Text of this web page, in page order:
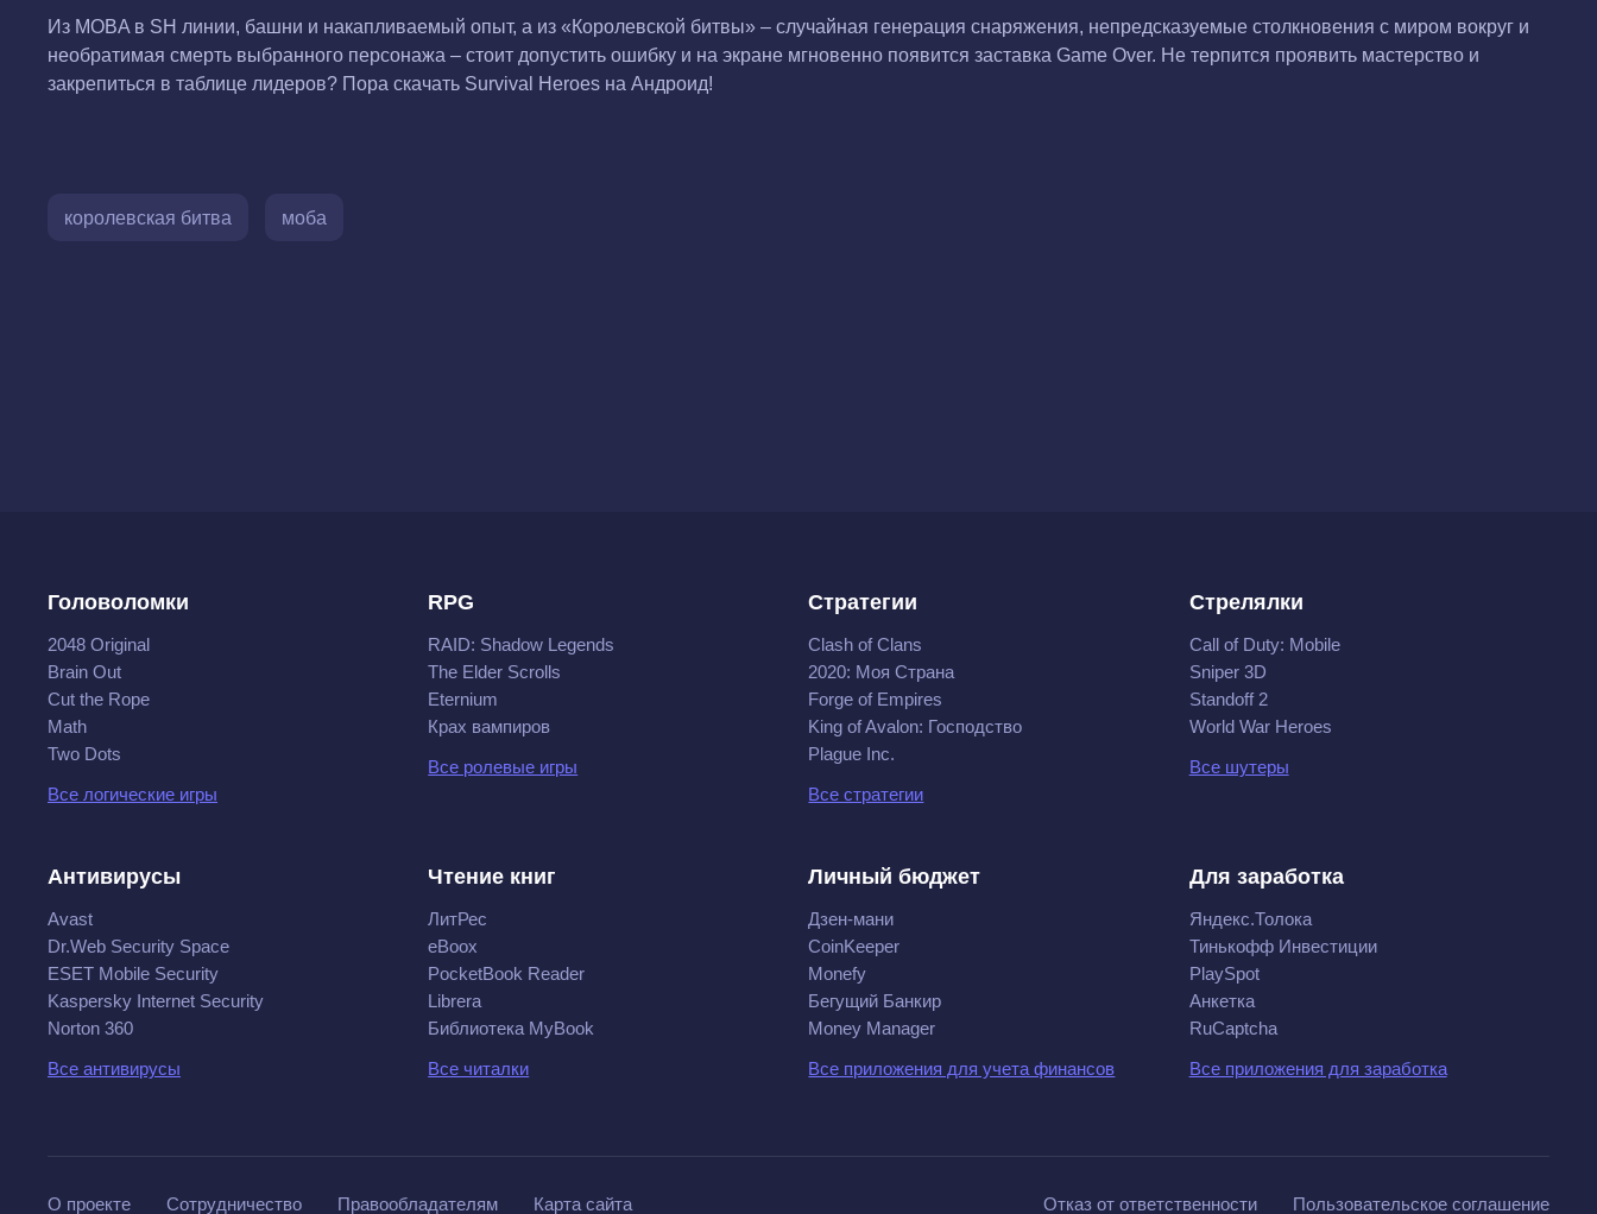
Из MOBA в SH линии, башни и накапливаемый опыт, а из «Королевской битвы» – случайная генерация снаряжения, непредсказуемые столкновения с миром вокруг и
необратимая смерть выбранного персонажа – стоит допустить ошибку и на экране мгновенно появится заставка Game Over. Не терпится проявить мастерство и
закрепиться в таблице лидеров? Пора скачать Survival Heroes на Андроид!
королевская битва моба
Головоломки
2048 Original
Brain Out
Cut the Rope
Math
Two Dots
Все логические игры
RPG
RAID: Shadow Legends
The Elder Scrolls
Eternium
Крах вампиров
Все ролевые игры
Стратегии
Clash of Clans
2020: Моя Cтрана
Forge of Empires
King of Avalon: Господство
Plague Inc.
Все стратегии
Стрелялки
Call of Duty: Mobile
Sniper 3D
Standoff 2
World War Heroes
Все шутеры
Антивирусы
Avast
Dr.Web Security Space
ESET Mobile Security
Kaspersky Internet Security
Norton 360
Все антивирусы
Чтение книг
ЛитРес
eBoox
PocketBook Reader
Librera
Библиотека MyBook
Все читалки
Личный бюджет
Дзен-мани
CoinKeeper
Monefy
Бегущий Банкир
Money Manager
Все приложения для учета финансов
Для заработка
Яндекс.Толока
Тинькофф Инвестиции
PlaySpot
Анкетка
RuCaptcha
Все приложения для заработка
О проекте Сотрудничество Правообладателям Карта сайта Отказ от ответственности Пользовательское соглашение